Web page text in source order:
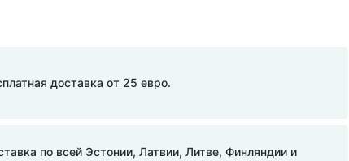
доставка от 25 евро.
по всей Эстонии, Латвии, Литве, Финляндии и